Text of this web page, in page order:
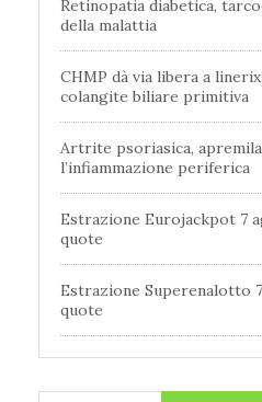
Retinopatia diabetica,
della malattia
CHMP dà via libera a
colangite biliare primitiva
Artrite psoriasica,
l’infiammazione periferica
Estrazione Eurojackpot 7
quote
Estrazione Superenalotto
quote